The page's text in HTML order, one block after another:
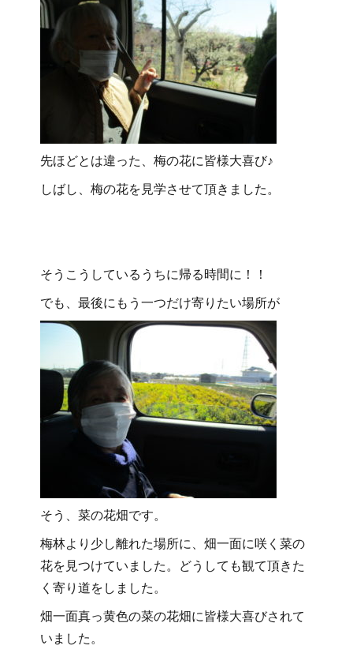
先ほどとは違った、梅の花に皆様大喜び♪
しばし、梅の花を見学させて頂きました。
そうこうしているうちに帰る時間に！！
でも、最後にもう一つだけ寄りたい場所が
そう、菜の花畑です。
梅林より少し離れた場所に、畑一面に咲く菜の
花を見つけていました。どうしても観て頂きた
く寄り道をしました。
畑一面真っ黄色の菜の花畑に皆様大喜びされて
いました。